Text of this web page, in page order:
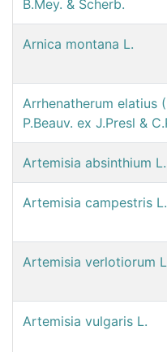
B.Mey. & Scherb.
Arnica montana L.
Arrhenatherum elatius
P.Beauv. ex J.Presl &
Artemisia absinthium L.
Artemisia campestris L.
Artemisia verlotiorum
Artemisia vulgaris L.